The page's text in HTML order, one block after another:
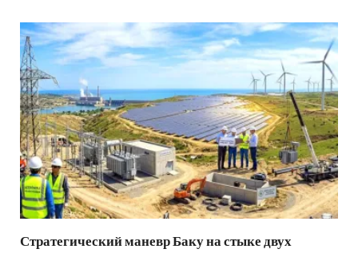
Стратегический маневр Баку на стыке двух